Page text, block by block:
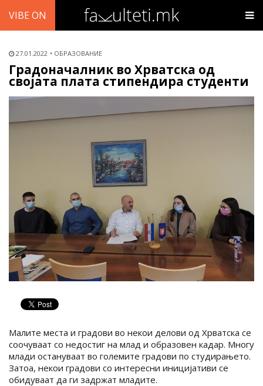
VIBE ON
27.01.2022 ОБРАЗОВАНИЕ
Градоначалник во Хрватска од
својата плата стипендира студенти
Малите места и градови во некои делови од Хрватска се
соочуваат со недостиг на млад и образовен кадар. Многу
млади остануваат во големите градови по студирањето.
Затоа, некои градови со интересни иницијативи се
обидуваат да ги задржат младите.